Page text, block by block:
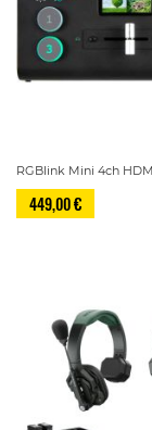
RGBlink Mini 4ch
449,00 €